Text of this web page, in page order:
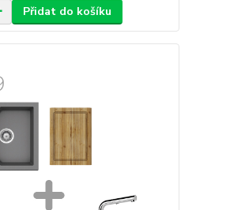
Přidat do košíku